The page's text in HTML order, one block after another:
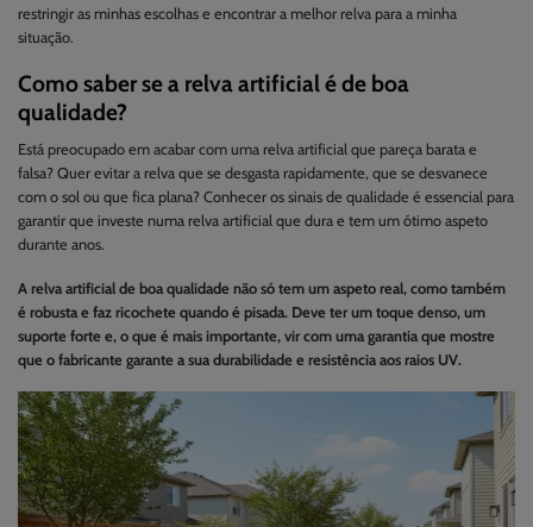
restringir as minhas escolhas e encontrar a melhor relva para a minha
situação.
Como saber se a relva artificial é de boa
qualidade?
Está preocupado em acabar com uma relva artificial que pareça barata e
falsa? Quer evitar a relva que se desgasta rapidamente, que se desvanece
com o sol ou que fica plana? Conhecer os sinais de qualidade é essencial para
garantir que investe numa relva artificial que dura e tem um ótimo aspeto
durante anos.
A relva artificial de boa qualidade não só tem um aspeto real, como também
é robusta e faz ricochete quando é pisada. Deve ter um toque denso, um
suporte forte e, o que é mais importante, vir com uma garantia que mostre
que o fabricante garante a sua durabilidade e resistência aos raios UV.